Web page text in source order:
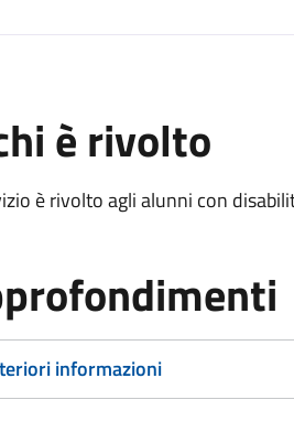
è rivolto
è rivolto agli alunni con
informazioni